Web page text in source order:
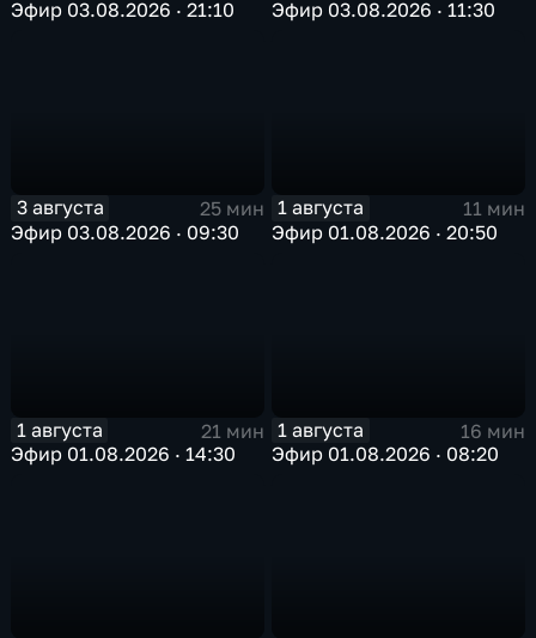
Эфир 03.08.2026 · 21:10
Эфир 03.08.2026 · 11:30
3 августа
25 мин
Эфир 03.08.2026 · 09:30
1 августа
11 мин
Эфир 01.08.2026 · 20:50
1 августа
21 мин
Эфир 01.08.2026 · 14:30
1 августа
16 мин
Эфир 01.08.2026 · 08:20